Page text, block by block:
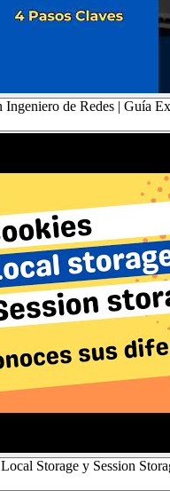
Ingeniero de Redes | Guía
Storage y Session